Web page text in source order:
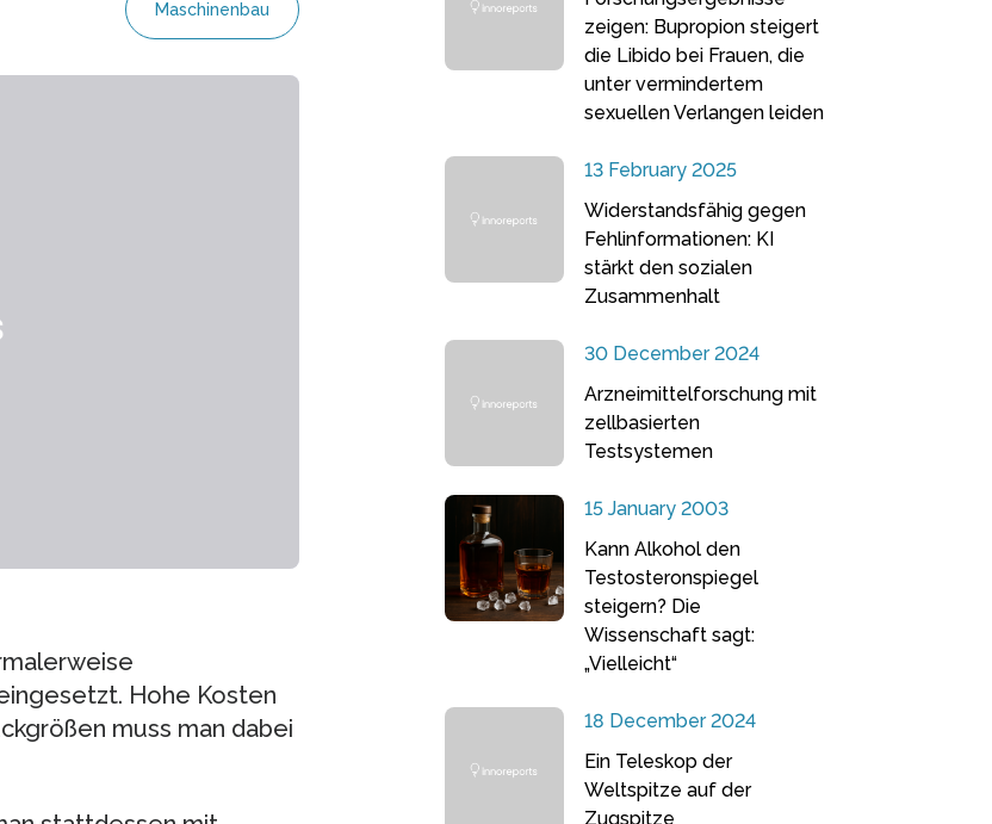
Maschinenbau
Hohe Kosten
muss man dabei
zeigen: Bupropion steigert
die Libido bei Frauen, die
unter vermindertem
sexuellen Verlangen leiden
13 February 2025
Widerstandsfähig gegen
Fehlinformationen: KI
stärkt den sozialen
Zusammenhalt
30 December 2024
Arzneimittelforschung mit
zellbasierten
Testsystemen
15 January 2003
Kann Alkohol den
Testosteronspiegel
steigern? Die
Wissenschaft sagt:
„Vielleicht“
18 December 2024
Ein Teleskop der
Weltspitze auf der
Zugspitze